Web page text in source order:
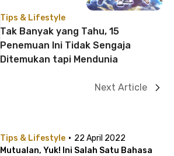
Tips & Lifestyle
Tak Banyak yang Tahu, 15
Penemuan Ini Tidak Sengaja
Ditemukan tapi Mendunia
Next Article
Tips & Lifestyle · 22 April 2022
Mutualan, Yuk! Ini Salah Satu Bahasa